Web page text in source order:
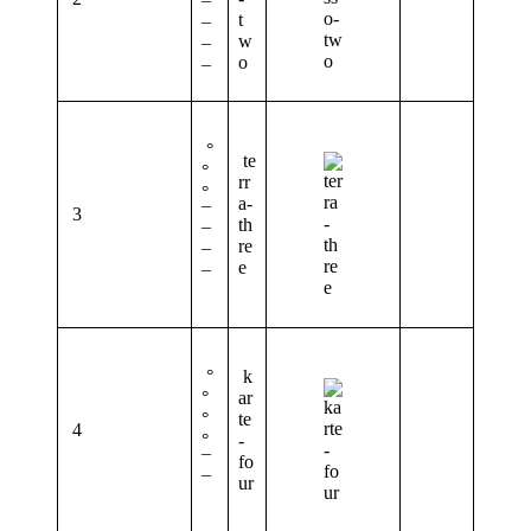
¯
¯
¯
¯
t
w
o
3
°
°
°
¯
¯
¯
¯
te
rr
a-
th
re
e
4
°
°
°
°
¯
¯
k
ar
te
-
fo
ur